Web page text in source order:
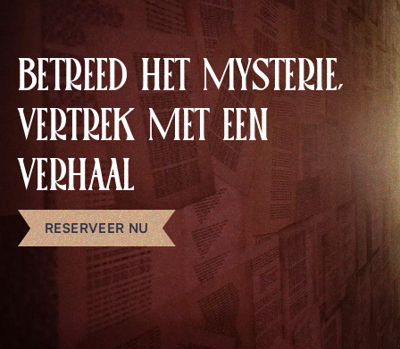
BETREED HET MYSTERIE,
VERTREK MET EEN
VERHAAL
RESERVEER NU